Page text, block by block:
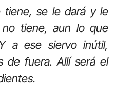
se le dará y le
tiene, aun lo que
a ese siervo inútil,
de fuera. Allí será el